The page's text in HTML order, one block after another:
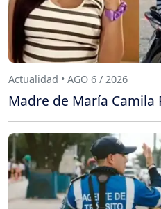
Actualidad • AGO 6 / 2026
Madre de María Camila